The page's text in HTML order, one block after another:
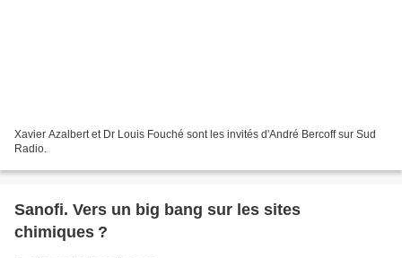
Xavier Azalbert et Dr Louis Fouché sont les invités d'André Bercoff sur Sud
Radio.
Sanofi. Vers un big bang sur les sites
chimiques ?